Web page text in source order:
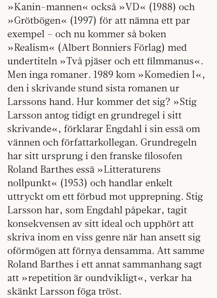
»Kanin-mannen« också »VD« (1988) och
»Grötbögen« (1997) för att nämna ett par
exempel – och nu kommer så boken
»Realism« (Albert Bonniers Förlag) med
undertiteln »Två pjäser och ett filmmanus«.
Men inga romaner. 1989 kom »Komedien I«,
den i skrivande stund sista romanen ur
Larssons hand. Hur kommer det sig? »Stig
Larsson antog tidigt en grundregel i sitt
skrivande«, förklarar Engdahl i sin essä om
vännen och författarkollegan. Grundregeln
har sitt ursprung i den franske filosofen
Roland Barthes essä »Litteraturens
nollpunkt« (1953) och handlar enkelt
uttryckt om ett förbud mot upprepning. Stig
Larsson har, som Engdahl påpekar, tagit
konsekvensen av sitt ideal och upphört att
skriva inom en viss genre när han ansett sig
oförmögen att förnya densamma. Att samme
Roland Barthes i ett annat sammanhang sagt
att »repetition är oundvikligt«, verkar ha
skänkt Larsson föga tröst.